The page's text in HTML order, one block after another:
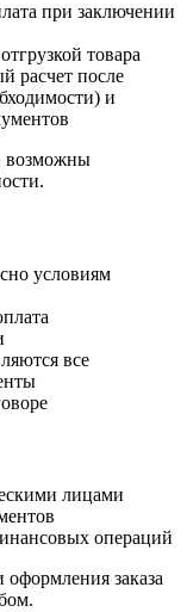
при заключении
товара
расчет после
и
возможны
условиям
все
лицами
операций
заказа